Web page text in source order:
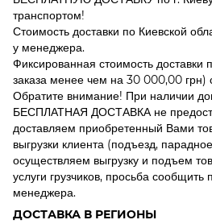
транспортом!
Стоимость доставки по Киевской
у менеджера.
Фиксированная стоимость доставки
заказа менее чем на 30 000,00 грн)
Обратите внимание! При наличии
БЕСПЛАТНАЯ ДОСТАВКА не
доставляем приобретенный Вами
выгрузки клиента (подъезд,
осуществляем выгрузку и подъем
услуги грузчиков, просьба
менеджера.
ДОСТАВКА В РЕГИОНЫ